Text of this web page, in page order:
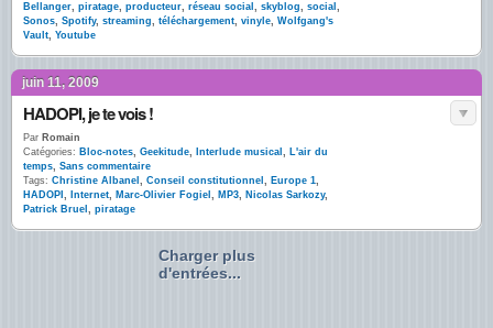
Bellanger, piratage, producteur, réseau social , skyblog, social ,
Sonos, Spotify, streaming, téléchargement, vinyle, Wolfgang's
Vault, Youtube
juin 11, 2009
HADOPI, je te vois !
Par Romain
Catégories: Bloc-notes, Geekitude, Interlude musical , L'air du
temps, Sans commentaire
Tags: Christine Albanel , Conseil constitutionnel , Europe 1,
HADOPI , Internet, Marc-Olivier Fogiel , MP3, Nicolas Sarkozy,
Patrick Bruel , piratage
Charger plus
d'entrées...